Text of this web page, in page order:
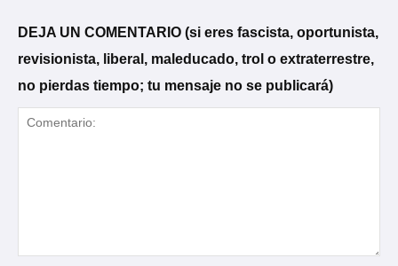
DEJA UN COMENTARIO (si eres fascista, oportunista,
revisionista, liberal, maleducado, trol o extraterrestre,
no pierdas tiempo; tu mensaje no se publicará)